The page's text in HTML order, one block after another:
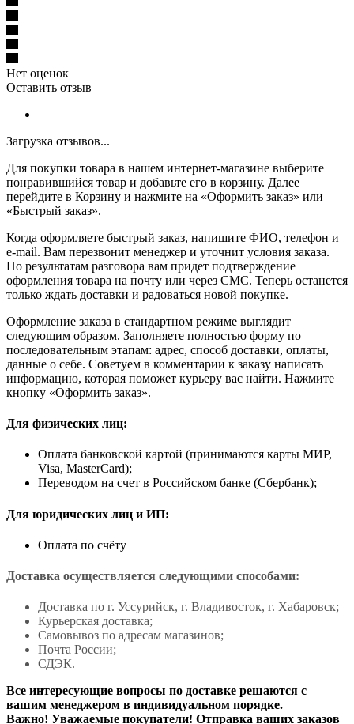
Нет оценок
Оставить отзыв
Загрузка отзывов...
Для покупки товара в нашем интернет-магазине выберите
понравившийся товар и добавьте его в корзину. Далее
перейдите в Корзину и нажмите на «Оформить заказ» или
«Быстрый заказ».
Когда оформляете быстрый заказ, напишите ФИО, телефон и
e-mail. Вам перезвонит менеджер и уточнит условия заказа.
По результатам разговора вам придет подтверждение
оформления товара на почту или через СМС. Теперь останется
только ждать доставки и радоваться новой покупке.
Оформление заказа в стандартном режиме выглядит
следующим образом. Заполняете полностью форму по
последовательным этапам: адрес, способ доставки, оплаты,
данные о себе. Советуем в комментарии к заказу написать
информацию, которая поможет курьеру вас найти. Нажмите
кнопку «Оформить заказ».
Для физических лиц:
Оплата банковской картой (принимаются карты МИР,
Visa, MasterCard);
Переводом на счет в Российском банке (Сбербанк);
Для юридических лиц и ИП:
Оплата по счёту
Доставка осуществляется следующими способами:
Доставка по г. Уссурийск, г. Владивосток, г. Хабаровск;
Курьерская доставка;
Самовывоз по адресам магазинов;
Почта России;
СДЭК.
Все интересующие вопросы по доставке решаются с
вашим менеджером в индивидуальном порядке.
Важно! Уважаемые покупатели! Отправка ваших заказов